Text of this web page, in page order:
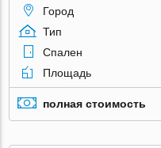
Город
Тип
Спален
Площадь
полная стоимость